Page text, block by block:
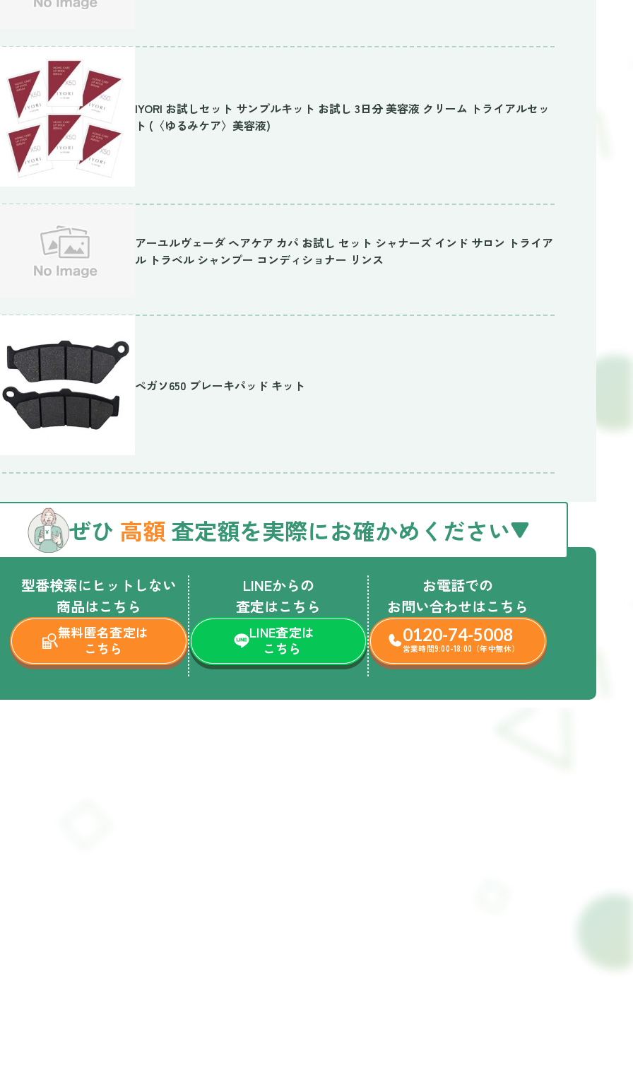
IYORI お試しセット サンプルキット お試し 3日分 美容液 クリーム トライアルセッ
ト (〈ゆるみケア〉美容液)
アーユルヴェーダ ヘアケア カパ お試し セット シャナーズ インド サロン トライア
ル トラベル シャンプー コンディショナー リンス
ペガソ650 ブレーキパッド キット
型番検索にヒットしない
商品はこちら
無料匿名査定は
こちら
LINEからの
査定はこちら
LINE査定は
こちら
お電話での
お問い合わせはこちら
0120-74-5008
営業時間9:00-18:00（年中無休）
ぜひ 高額 査定額を実際にお確かめください